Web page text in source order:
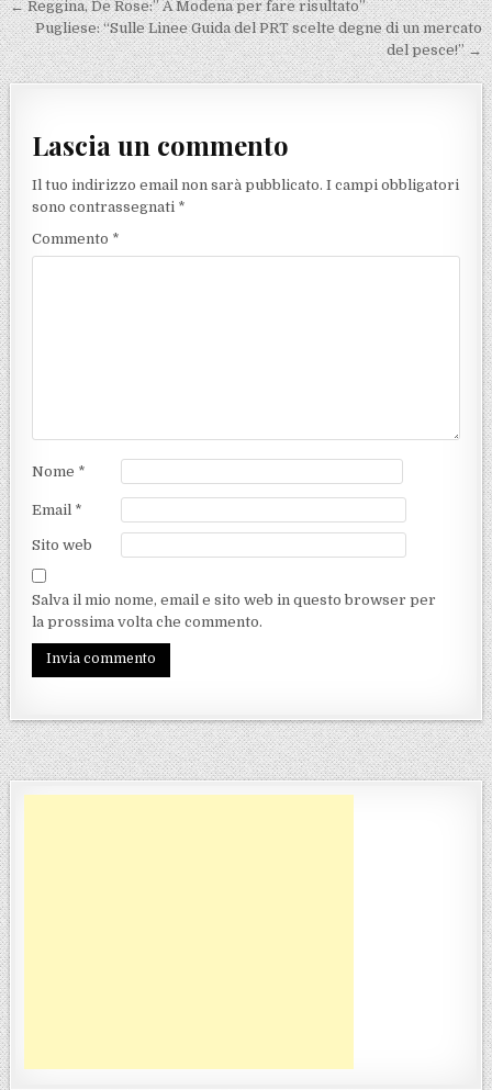
Navigazione articoli
← Reggina, De Rose:” A Modena per fare risultato”
Pugliese: “Sulle Linee Guida del PRT scelte degne di un mercato
del pesce!” →
Lascia un commento
Il tuo indirizzo email non sarà pubblicato. I campi obbligatori
sono contrassegnati *
Commento *
Nome *
Email *
Sito web
Salva il mio nome, email e sito web in questo browser per
la prossima volta che commento.